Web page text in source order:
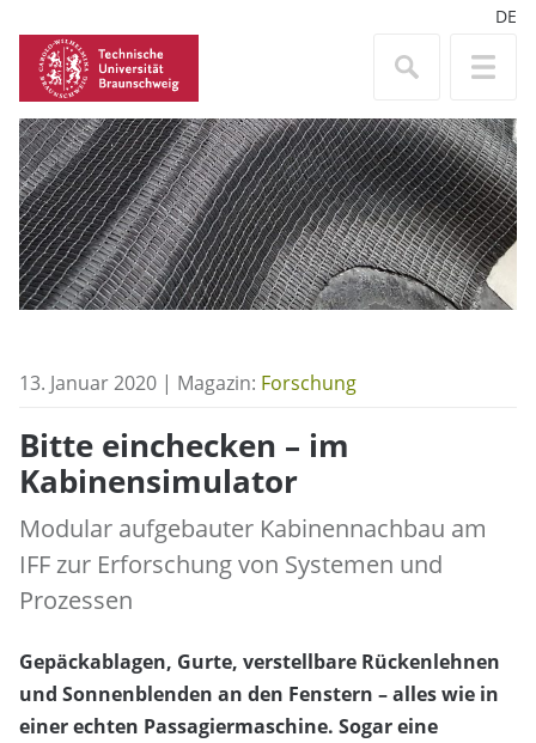
DE
13. Januar 2020 | Magazin: Forschung
Bitte einchecken – im
Kabinensimulator
Modular aufgebauter Kabinennachbau am
IFF zur Erforschung von Systemen und
Prozessen
Gepäckablagen, Gurte, verstellbare Rückenlehnen
und Sonnenblenden an den Fenstern – alles wie in
einer echten Passagiermaschine. Sogar eine